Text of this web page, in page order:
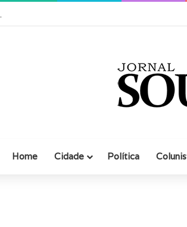
de Comércio Italiana participa de evento com
Home Cidade Política